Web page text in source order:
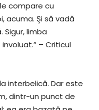
compare cu
acuma. Şi să vadă
Sigur, limba
– Criticul
interbelică. Dar este
dintr-un punct de